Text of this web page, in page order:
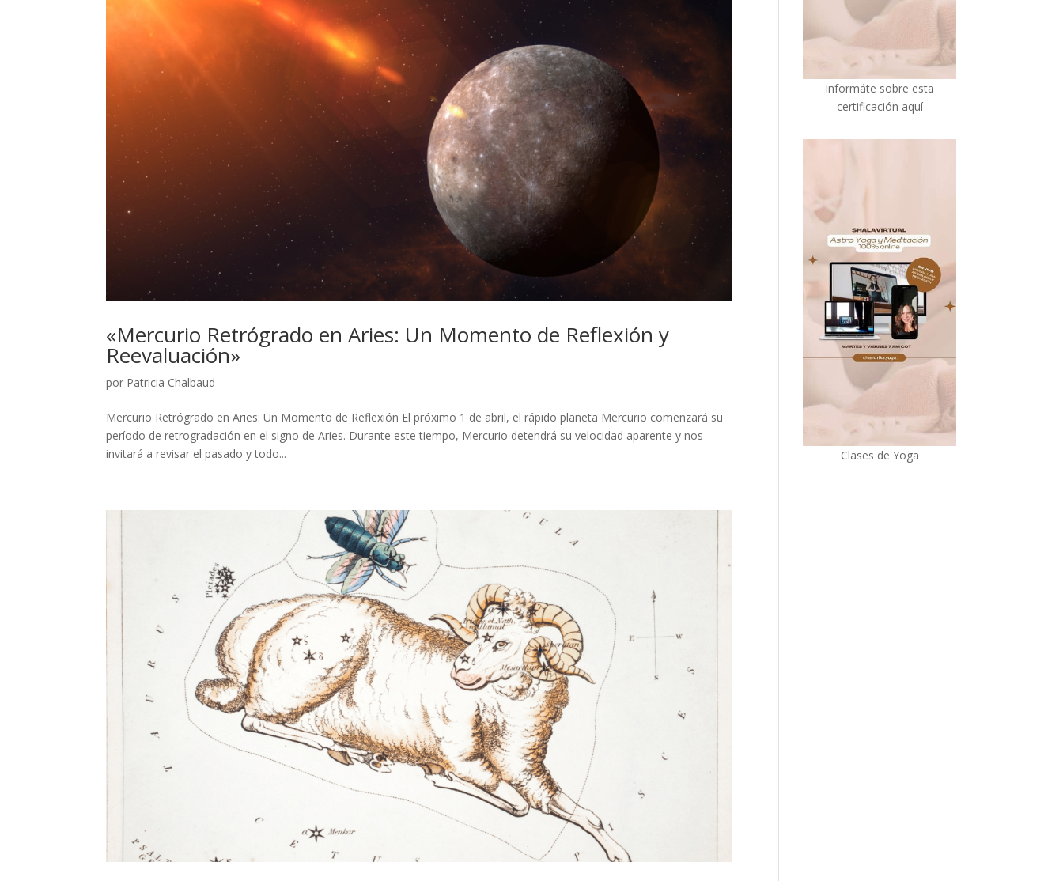
«Mercurio Retrógrado en Aries: Un Momento de Reflexión y
Reevaluación»
por Patricia Chalbaud
Mercurio Retrógrado en Aries: Un Momento de Reflexión El próximo 1 de abril, el rápido planeta Mercurio comenzará su
período de retrogradación en el signo de Aries. Durante este tiempo, Mercurio detendrá su velocidad aparente y nos
invitará a revisar el pasado y todo...
Informáte sobre esta
certificación aquí
Clases de Yoga